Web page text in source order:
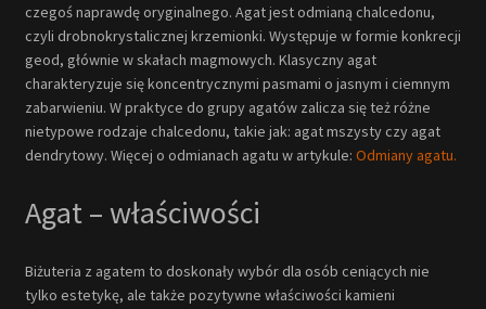
czegoś naprawdę oryginalnego. Agat jest odmianą chalcedonu,
czyli drobnokrystalicznej krzemionki. Występuje w formie konkrecji
geod, głównie w skałach magmowych. Klasyczny agat
charakteryzuje się koncentrycznymi pasmami o jasnym i ciemnym
zabarwieniu. W praktyce do grupy agatów zalicza się też różne
nietypowe rodzaje chalcedonu, takie jak: agat mszysty czy agat
dendrytowy. Więcej o odmianach agatu w artykule: Odmiany agatu.
Agat – właściwości
Biżuteria z agatem to doskonały wybór dla osób ceniących nie
tylko estetykę, ale także pozytywne właściwości kamieni